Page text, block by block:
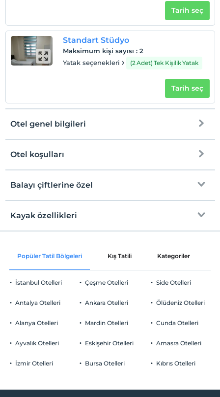
Tarih seç
Standart Stüdyo
Maksimum kişi sayısı : 2
Yatak seçenekleri
(2 Adet) Tek Kişilik Yatak
Tarih seç
Otel genel bilgileri
Ücretsiz Wi-fi
Ücretsiz Özel Otopark
Ortak Alanlar
Özel sigara içilen alan
Otel koşulları
Check/in
En erken saat 12:00 ve sonrası
Check/out
Evcil Hayvan
Evcil hayvan barınabilir
Odalarda sigara içilmez
Çocuklar
2 yaşına kadar olan bebekler ücretsizdir.
Balayı çiftlerine özel
Odaya canlı çiçek
Kayak özellikleri
Kayak ekipmanı kiralama
Popüler Tatil Bölgeleri Kış Tatili Kategoriler
İstanbul Otelleri
Antalya Otelleri
Alanya Otelleri
Ayvalık Otelleri
İzmir Otelleri
Çeşme Otelleri
Ankara Otelleri
Mardin Otelleri
Eskişehir Otelleri
Bursa Otelleri
Side Otelleri
Ölüdeniz Otelleri
Cunda Otelleri
Amasra Otelleri
Kıbrıs Otelleri